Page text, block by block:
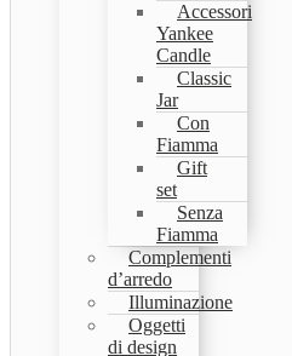
Accessori
Yankee
Candle
Classic
Jar
Con
Fiamma
Gift
set
Senza
Fiamma
Complementi
d’arredo
Illuminazione
Oggetti
di design